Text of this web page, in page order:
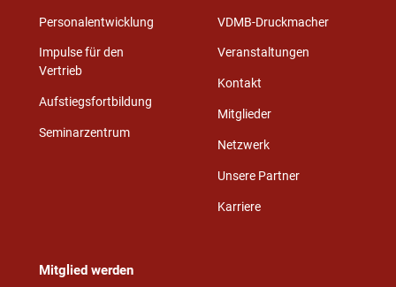
Personalentwicklung
Impulse für den
Vertrieb
Aufstiegsfortbildung
Seminarzentrum
VDMB-Druckmacher
Veranstaltungen
Kontakt
Mitglieder
Netzwerk
Unsere Partner
Karriere
Mitglied werden